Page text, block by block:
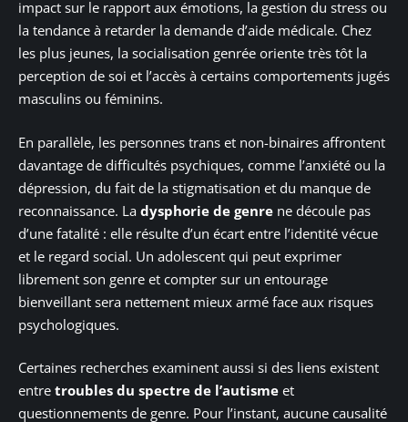
impact sur le rapport aux émotions, la gestion du stress ou
la tendance à retarder la demande d’aide médicale. Chez
les plus jeunes, la socialisation genrée oriente très tôt la
perception de soi et l’accès à certains comportements jugés
masculins ou féminins.
En parallèle, les personnes trans et non-binaires affrontent
davantage de difficultés psychiques, comme l’anxiété ou la
dépression, du fait de la stigmatisation et du manque de
reconnaissance. La dysphorie de genre ne découle pas
d’une fatalité : elle résulte d’un écart entre l’identité vécue
et le regard social. Un adolescent qui peut exprimer
librement son genre et compter sur un entourage
bienveillant sera nettement mieux armé face aux risques
psychologiques.
Certaines recherches examinent aussi si des liens existent
entre troubles du spectre de l’autisme et
questionnements de genre. Pour l’instant, aucune causalité